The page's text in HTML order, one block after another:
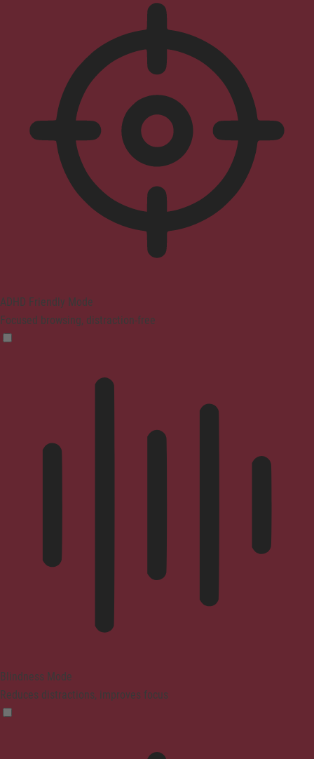
ADHD Friendly Mode
Focused browsing, distraction-free
Blindness Mode
Reduces distractions, improves focus